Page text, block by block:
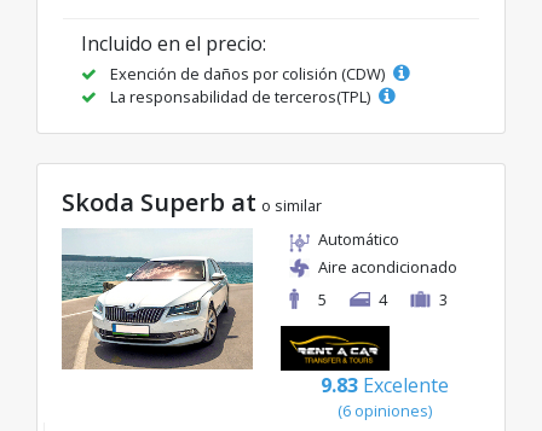
Incluido en el precio:
Exención de daños por colisión (CDW)
La responsabilidad de terceros(TPL)
Skoda Superb at o similar
Automático
Aire acondicionado
5
4 3
9.83 Excelente
(6 opiniones)